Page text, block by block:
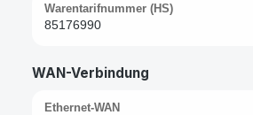
Warentarifnummer (HS)
85176990
WAN-Verbindung
Ethernet-WAN